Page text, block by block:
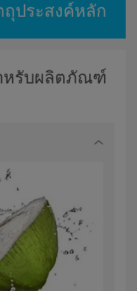
ประสงค์หลัก
หรับผลิตภัณฑ์